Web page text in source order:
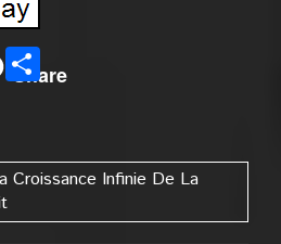
SharePartager
Croissance Infinie De La